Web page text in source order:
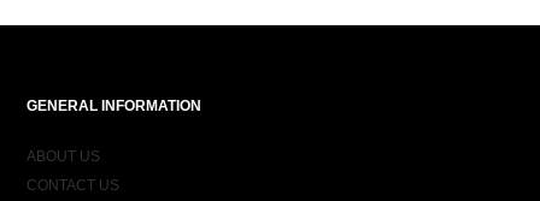
GENERAL INFORMATION
ABOUT US
CONTACT US